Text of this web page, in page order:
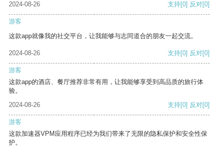
2024-08-26 支持[0] 反对[0]
游客
这款app就像我的社交平台，让我能够与志同道合的朋友一起交流。
2024-08-26 支持[0] 反对[0]
游客
这款app的酒店、餐厅推荐非常有用，让我能够享受到高品质的旅行体
验。
2024-08-26
支持[0] 反对[0]
游客
这款加速器VPM应用程序已经为我们带来了无限的隐私保护和安全性保
护。